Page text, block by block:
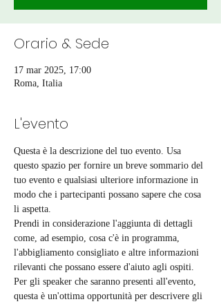
Orario & Sede
17 mar 2025, 17:00
Roma, Italia
L'evento
Questa è la descrizione del tuo evento. Usa
questo spazio per fornire un breve sommario del
tuo evento e qualsiasi ulteriore informazione in
modo che i partecipanti possano sapere che cosa
li aspetta.
Prendi in considerazione l'aggiunta di dettagli
come, ad esempio, cosa c'è in programma,
l'abbigliamento consigliato e altre informazioni
rilevanti che possano essere d'aiuto agli ospiti.
Per gli speaker che saranno presenti all'evento,
questa è un'ottima opportunità per descrivere gli